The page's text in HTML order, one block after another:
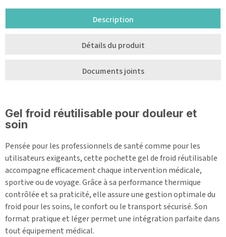
Description
Détails du produit
Documents joints
Gel froid réutilisable pour douleur et
soin
Pensée pour les professionnels de santé comme pour les
utilisateurs exigeants, cette pochette gel de froid réutilisable
accompagne efficacement chaque intervention médicale,
sportive ou de voyage. Grâce à sa performance thermique
contrôlée et sa praticité, elle assure une gestion optimale du
froid pour les soins, le confort ou le transport sécurisé. Son
format pratique et léger permet une intégration parfaite dans
tout équipement médical.